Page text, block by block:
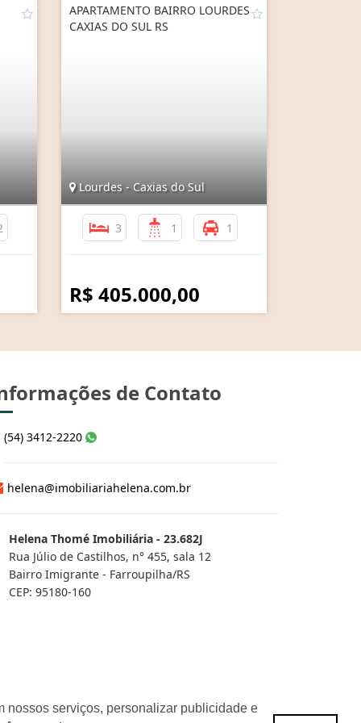
nossos serviços, personalizar publicidade e
APARTAMENTO BAIRRO LOURDES
CAXIAS DO SUL RS
Lourdes - Caxias do Sul
3 1 1
R$ 405.000,00
de Contato
(54) 3412-2220
helena@imobiliariahelena.com.br
Helena Thomé Imobiliária - 23.682J
Rua Júlio de Castilhos, n° 455, sala 12
Bairro Imigrante - Farroupilha/RS
CEP: 95180-160